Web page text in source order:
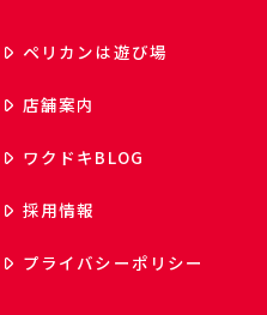
ペリカンは遊び場
店舗案内
ワクドキBLOG
採用情報
プライバシーポリシー